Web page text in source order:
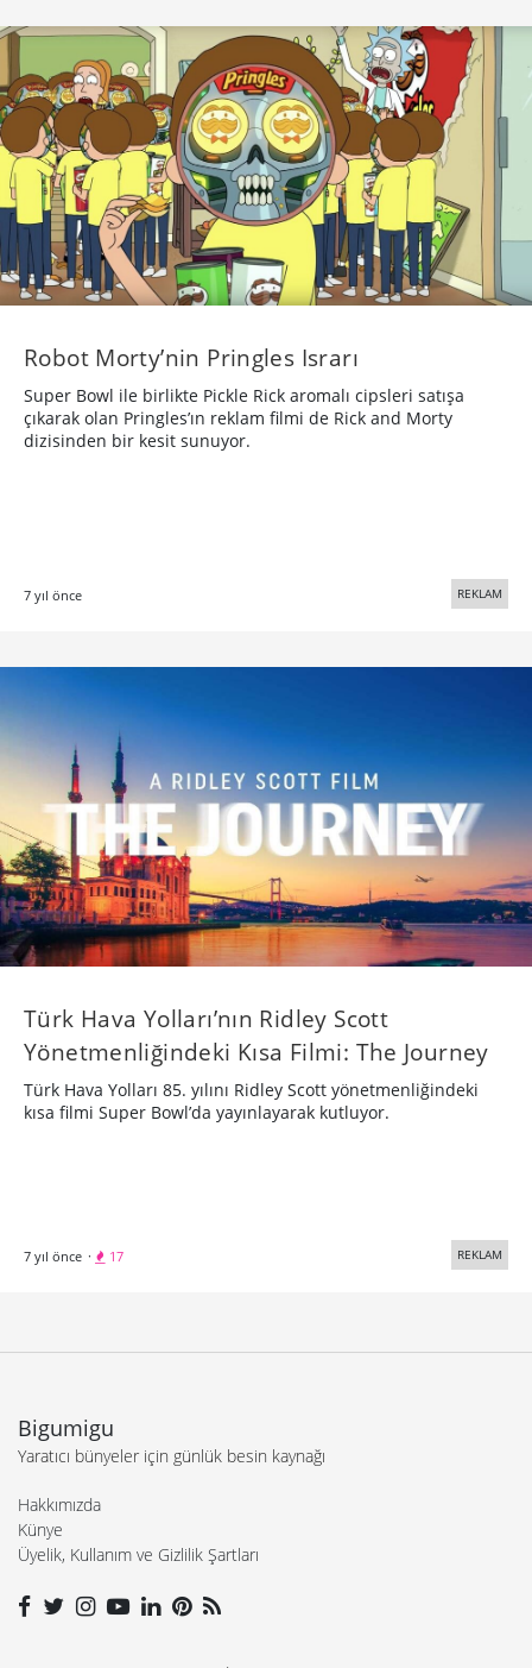
Robot Morty’nin Pringles Israrı
Super Bowl ile birlikte Pickle Rick aromalı cipsleri satışa
çıkarak olan Pringles’ın reklam filmi de Rick and Morty
dizisinden bir kesit sunuyor.
7 yıl önce REKLAM
Türk Hava Yolları’nın Ridley Scott
Yönetmenliğindeki Kısa Filmi: The Journey
Türk Hava Yolları 85. yılını Ridley Scott yönetmenliğindeki
kısa filmi Super Bowl’da yayınlayarak kutluyor.
7 yıl önce · 17 REKLAM
Bigumigu
Yaratıcı bünyeler için günlük besin kaynağı
Hakkımızda
Künye
Üyelik, Kullanım ve Gizlilik Şartları